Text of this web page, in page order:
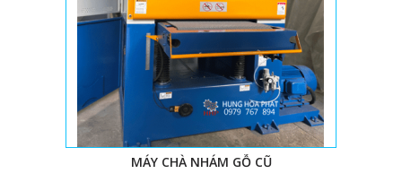
125-127mm, đối với máy tải nặng chân dài thì có thể cao
hơn. Các sản phẩm sau khi bào gỗ cần chà nhám cho
láng mịn mới đưa vào sơn. Thiết bị chà nhám được ứng
dụng rộng rãi trong các xưởng sản xuất nội thất gỗ,
như bàn ghế, chân tủ…
4. GIÁ MÁY CHÀ NHÁM THÙNG 6 TẤC LÀ BAO
MÁY CHÀ NHÁM GỖ CŨ